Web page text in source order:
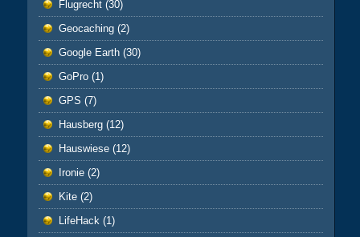
Flugrecht(30)
Geocaching(2)
Google Earth(30)
GoPro(1)
GPS (7)
Hausberg(12)
Hauswiese(12)
Ironie(2)
Kite(2)
LifeHack (1)